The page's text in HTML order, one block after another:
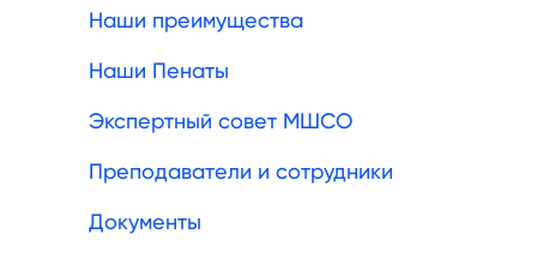
Наши преимущества
Наши Пенаты
Экспертный совет МШСО
Преподаватели и сотрудники
Документы